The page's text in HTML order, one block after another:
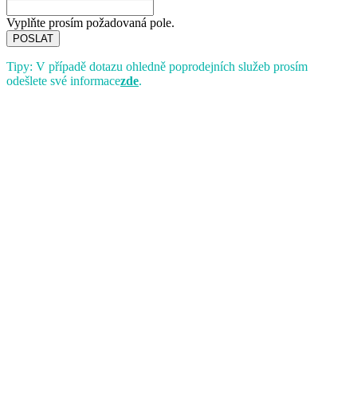
Vyplňte prosím požadovaná pole.
POSLAT
Tipy: V případě dotazu ohledně poprodejních služeb prosím
odešlete své informacezde.